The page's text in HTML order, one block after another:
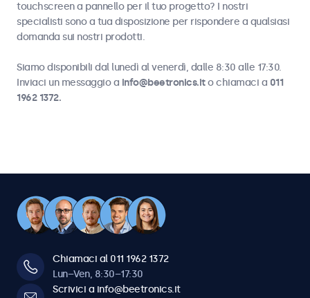
touchscreen a pannello per il tuo progetto? I nostri
specialisti sono a tua disposizione per rispondere a qualsiasi
domanda sui nostri prodotti.
Siamo disponibili dal lunedì al venerdì, dalle 8:30 alle 17:30.
Inviaci un messaggio a info@beetronics.ito chiamaci a 011
1962 1372.
Chiamaci al 011 1962 1372
Lun–Ven, 8:30–17:30
Scrivici a info@beetronics.it